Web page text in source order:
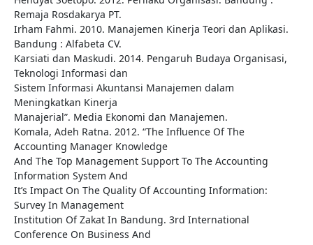
Remaja Rosdakarya PT.
Irham Fahmi. 2010. Manajemen Kinerja Teori dan Aplikasi.
Bandung : Alfabeta CV.
Karsiati dan Maskudi. 2014. Pengaruh Budaya Organisasi,
Teknologi Informasi dan
Sistem Informasi Akuntansi Manajemen dalam
Meningkatkan Kinerja
Manajerial”. Media Ekonomi dan Manajemen.
Komala, Adeh Ratna. 2012. “The Influence Of The
Accounting Manager Knowledge
And The Top Management Support To The Accounting
Information System And
It’s Impact On The Quality Of Accounting Information:
Survey In Management
Institution Of Zakat In Bandung. 3rd International
Conference On Business And